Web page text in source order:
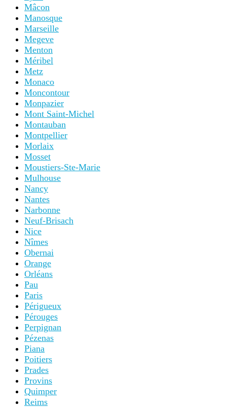
Mâcon
Manosque
Marseille
Megeve
Menton
Méribel
Metz
Monaco
Moncontour
Monpazier
Mont Saint-Michel
Montauban
Montpellier
Morlaix
Mosset
Moustiers-Ste-Marie
Mulhouse
Nancy
Nantes
Narbonne
Neuf-Brisach
Nice
Nîmes
Obernai
Orange
Orléans
Pau
Paris
Périgueux
Pérouges
Perpignan
Pézenas
Piana
Poitiers
Prades
Provins
Quimper
Reims